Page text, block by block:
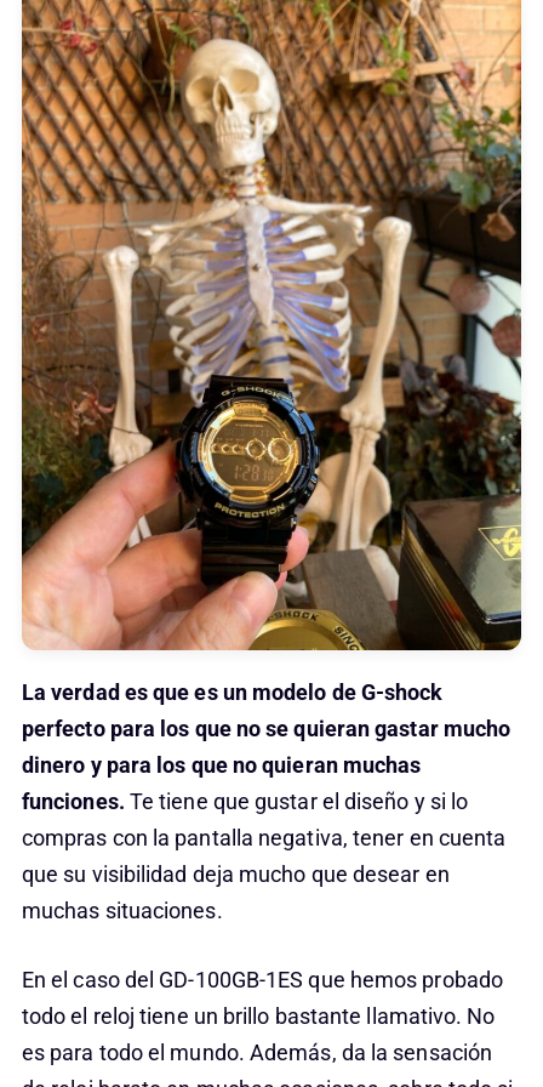
La verdad es que es un modelo de G-shock
perfecto para los que no se quieran gastar mucho
dinero y para los que no quieran muchas
funciones. Te tiene que gustar el diseño y si lo
compras con la pantalla negativa, tener en cuenta
que su visibilidad deja mucho que desear en
muchas situaciones.
En el caso del GD-100GB-1ES que hemos probado
todo el reloj tiene un brillo bastante llamativo. No
es para todo el mundo. Además, da la sensación